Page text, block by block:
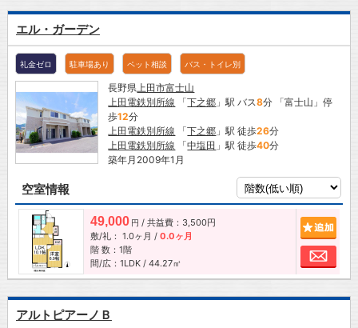
エル・ガーデン
礼金ゼロ 駐車場あり ペット相談 バス・トイレ別
長野県 上田市富士山
上田電鉄別所線 「下之郷 」駅 バス8分 「富士山」停
歩12分
上田電鉄別所線 「下之郷 」駅 徒歩26分
上田電鉄別所線 「中塩田 」駅 徒歩40分
築年月2009年1月
空室情報
49,000 円 / 共益費：3,500円
敷/礼： 1.0ヶ月 / 0.0ヶ月
階 数：1階
間/広：1LDK / 44.27㎡
お
アルトピアーノＢ